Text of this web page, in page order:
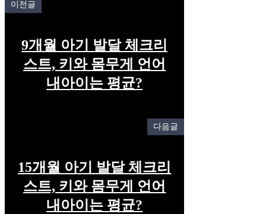
이전글
9개월 아기 발달 체크리
스트, 키와 몸무게 언어
내아이는 평균?
다음글
15개월 아기 발달 체크리
스트, 키와 몸무게 언어
내아이는 평균?